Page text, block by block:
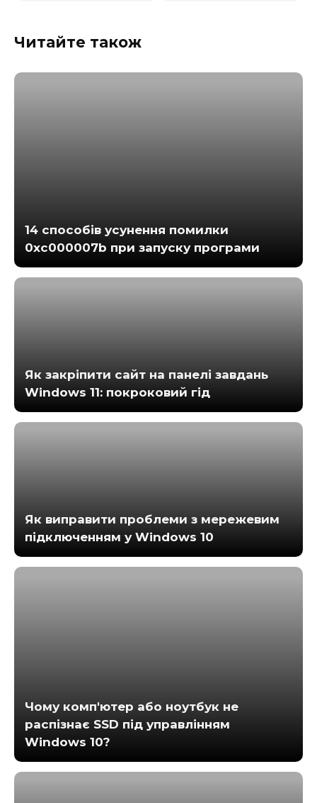
Читайте також
14 способів усунення помилки
0xc000007b при запуску програми
Як закріпити сайт на панелі завдань
Windows 11: покроковий гід
Як виправити проблеми з мережевим
підключенням у Windows 10
Чому комп'ютер або ноутбук не
распізнає SSD під управлінням
Windows 10?